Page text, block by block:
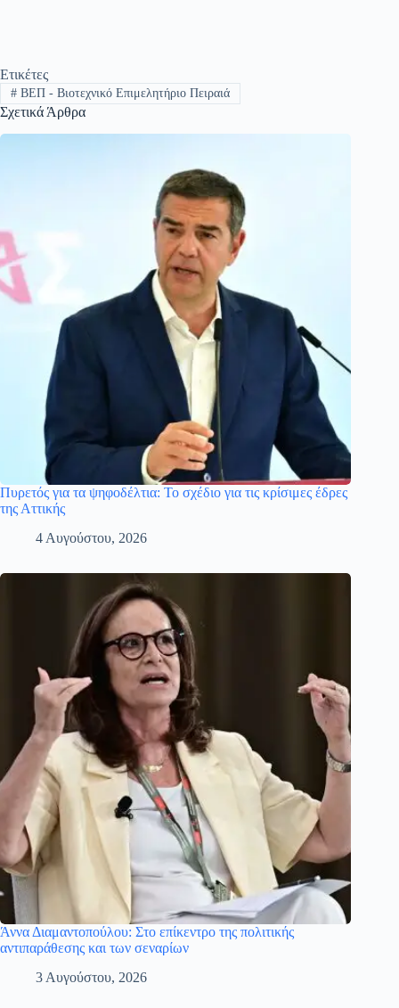
Ετικέτες
#ΒΕΠ - Βιοτεχνικό Επιμελητήριο Πειραιά
Σχετικά Άρθρα
Πυρετός για τα ψηφοδέλτια: Το σχέδιο για τις κρίσιμες έδρες
της Αττικής
4 Αυγούστου, 2026
Άννα Διαμαντοπούλου: Στο επίκεντρο της πολιτικής
αντιπαράθεσης και των σεναρίων
3 Αυγούστου, 2026